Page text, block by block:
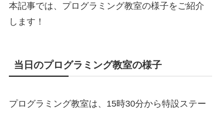
本記事では、プログラミング教室の様子をご紹介
します！
当日のプログラミング教室の様子
プログラミング教室は、15時30分から特設ステー